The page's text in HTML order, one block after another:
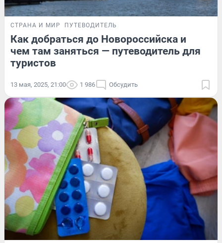
СТРАНА И МИР ПУТЕВОДИТЕЛЬ
Как добраться до Новороссийска и
чем там заняться — путеводитель для
туристов
13 мая, 2025, 21:00 1 986 Обсудить